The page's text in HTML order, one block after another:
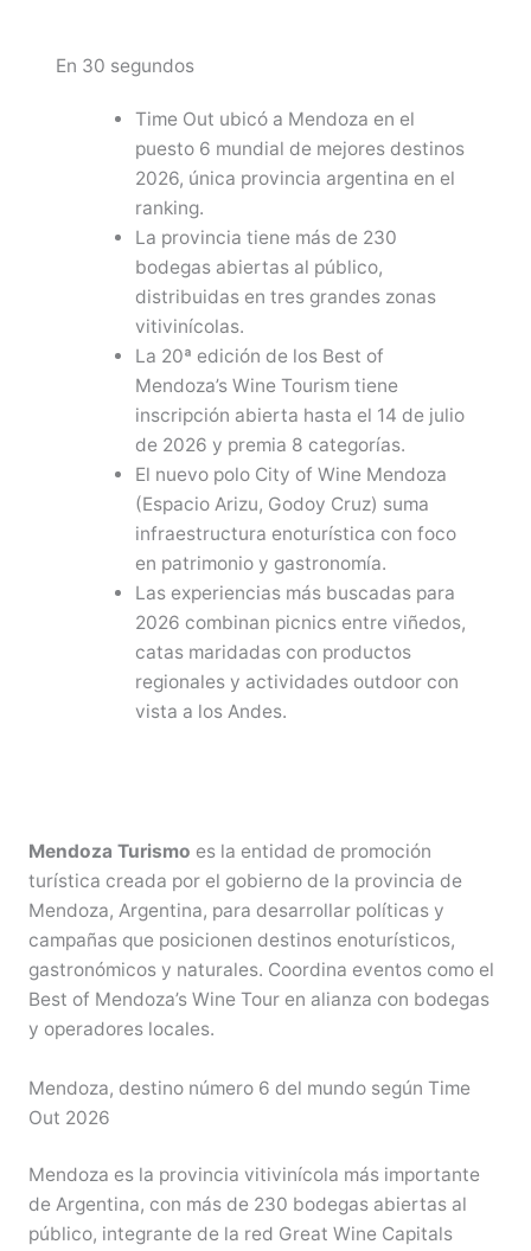
En 30 segundos
Time Out ubicó a Mendoza en el
puesto 6 mundial de mejores destinos
2026, única provincia argentina en el
ranking.
La provincia tiene más de 230
bodegas abiertas al público,
distribuidas en tres grandes zonas
vitivinícolas.
La 20ª edición de los Best of
Mendoza’s Wine Tourism tiene
inscripción abierta hasta el 14 de julio
de 2026 y premia 8 categorías.
El nuevo polo City of Wine Mendoza
(Espacio Arizu, Godoy Cruz) suma
infraestructura enoturística con foco
en patrimonio y gastronomía.
Las experiencias más buscadas para
2026 combinan picnics entre viñedos,
catas maridadas con productos
regionales y actividades outdoor con
vista a los Andes.
Mendoza Turismo es la entidad de promoción
turística creada por el gobierno de la provincia de
Mendoza, Argentina, para desarrollar políticas y
campañas que posicionen destinos enoturísticos,
gastronómicos y naturales. Coordina eventos como el
Best of Mendoza’s Wine Tour en alianza con bodegas
y operadores locales.
Mendoza, destino número 6 del mundo según Time
Out 2026
Mendoza es la provincia vitivinícola más importante
de Argentina, con más de 230 bodegas abiertas al
público, integrante de la red Great Wine Capitals